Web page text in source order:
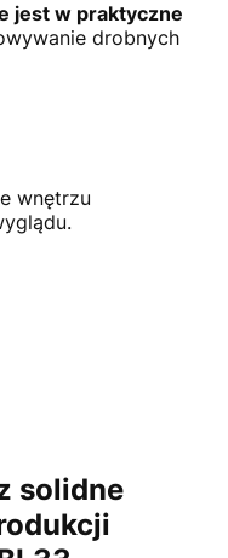
jest w praktyczne
drobnych
wnętrzu
solidne